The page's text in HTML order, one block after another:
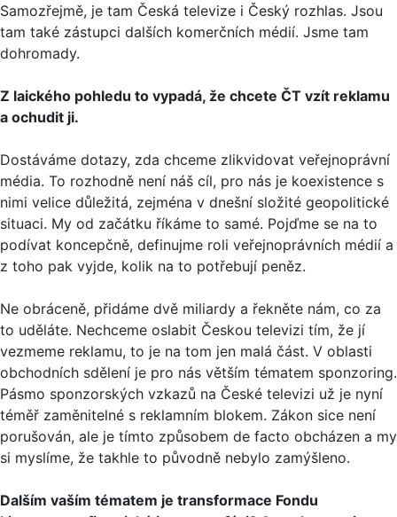
Samozřejmě, je tam Česká televize i Český rozhlas. Jsou
tam také zástupci dalších komerčních médií. Jsme tam
dohromady.
Z laického pohledu to vypadá, že chcete ČT vzít reklamu
a ochudit ji.
Dostáváme dotazy, zda chceme zlikvidovat veřejnoprávní
média. To rozhodně není náš cíl, pro nás je koexistence s
nimi velice důležitá, zejména v dnešní složité geopolitické
situaci. My od začátku říkáme to samé. Pojďme se na to
podívat koncepčně, definujme roli veřejnoprávních médií a
z toho pak vyjde, kolik na to potřebují peněz.
Ne obráceně, přidáme dvě miliardy a řekněte nám, co za
to uděláte. Nechceme oslabit Českou televizi tím, že jí
vezmeme reklamu, to je na tom jen malá část. V oblasti
obchodních sdělení je pro nás větším tématem sponzoring.
Pásmo sponzorských vzkazů na České televizi už je nyní
téměř zaměnitelné s reklamním blokem. Zákon sice není
porušován, ale je tímto způsobem de facto obcházen a my
si myslíme, že takhle to původně nebylo zamýšleno.
Dalším vaším tématem je transformace Fondu